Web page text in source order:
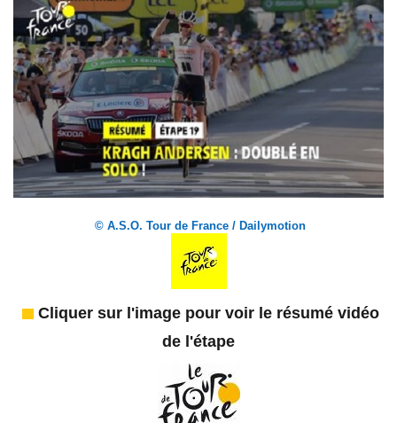
© A.S.O. Tour de France / Dailymotion
Cliquer sur l'image pour voir le résumé vidéo
de l'étape